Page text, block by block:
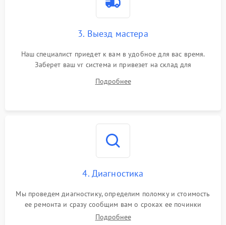
3. Выезд мастера
Наш специалист приедет к вам в удобное для вас время.
Заберет ваш vr система и привезет на склад для
Подробнее
4. Диагностика
Мы проведем диагностику, определим поломку и стоимость
ее ремонта и сразу сообщим вам о сроках ее починки
Подробнее